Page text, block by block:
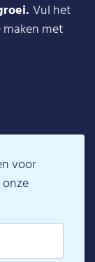
Vul het
met
voor